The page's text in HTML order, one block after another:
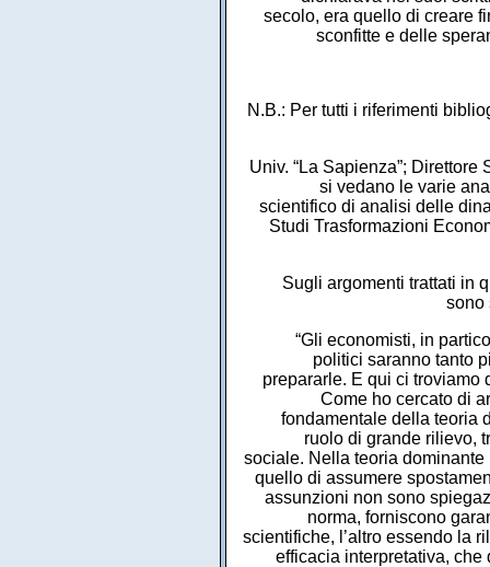
secolo, era quello di creare
sconfitte e delle
N.B.: Per tutti i riferimenti
Univ. “La Sapienza”;
si vedano le varie
scientifico di analisi delle
Studi Trasformazioni
Sugli argomenti trattati in
sono
“Gli economisti, in
politici saranno tanto
prepararle. E qui ci troviamo
Come ho cercato di
fondamentale della teoria
ruolo di grande rilievo,
sociale. Nella teoria
quello di assumere
assunzioni non sono
norma, forniscono
scientifiche, l’altro essendo la
efficacia interpretativa, che